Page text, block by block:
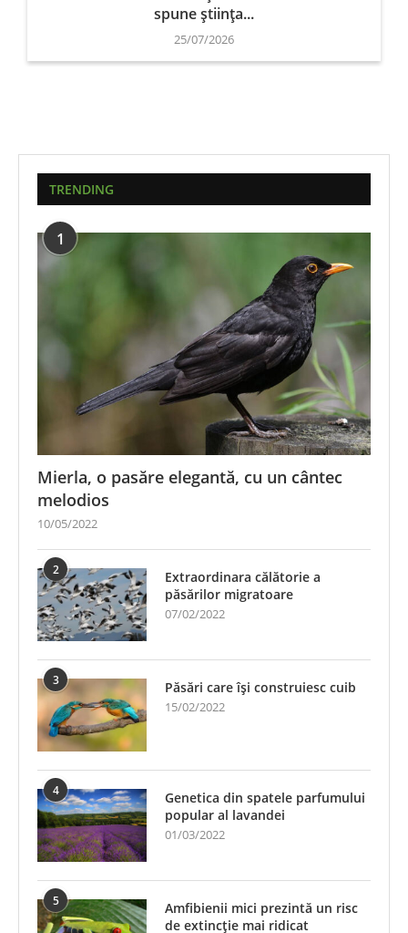
spune știința...
25/07/2026
TRENDING
1
Mierla, o pasăre elegantă, cu un cântec
melodios
10/05/2022
2
Extraordinara călătorie a
păsărilor migratoare
07/02/2022
3 Păsări care își construiesc cuib
15/02/2022
4
Genetica din spatele parfumului
popular al lavandei
01/03/2022
5
Amfibienii mici prezintă un risc
de extincție mai ridicat